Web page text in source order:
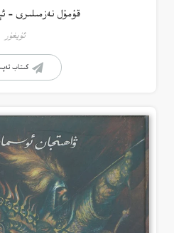
قۇمۇل نەزمىلىرى –
ئۇيغۇر
كىتاب